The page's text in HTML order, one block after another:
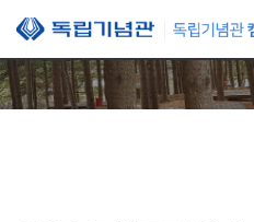
본문 바로가기